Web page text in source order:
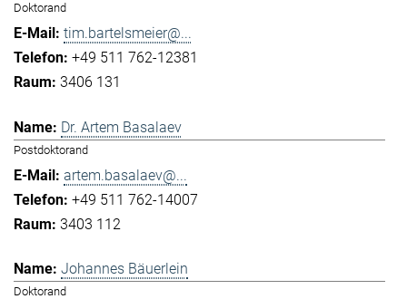
Doktorand
tim.bartelsmeier@...
+49 511 762-12381
3406 131
Dr. Artem Basalaev
Postdoktorand
artem.basalaev@...
+49 511 762-14007
3403 112
Johannes Bäuerlein
Doktorand